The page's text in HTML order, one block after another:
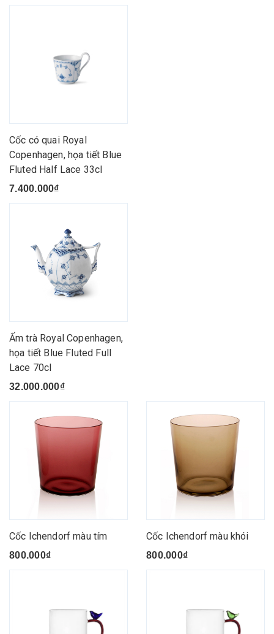
Cốc có quai Royal
Copenhagen, họa tiết Blue
Fluted Half Lace 33cl
7.400.000₫
Ấm trà Royal Copenhagen,
họa tiết Blue Fluted Full
Lace 70cl
32.000.000₫
Cốc Ichendorf màu tím
800.000₫
Cốc Ichendorf màu khói
800.000₫